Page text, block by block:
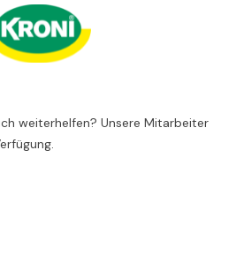
weiterhelfen? Unsere Mitarbeiter